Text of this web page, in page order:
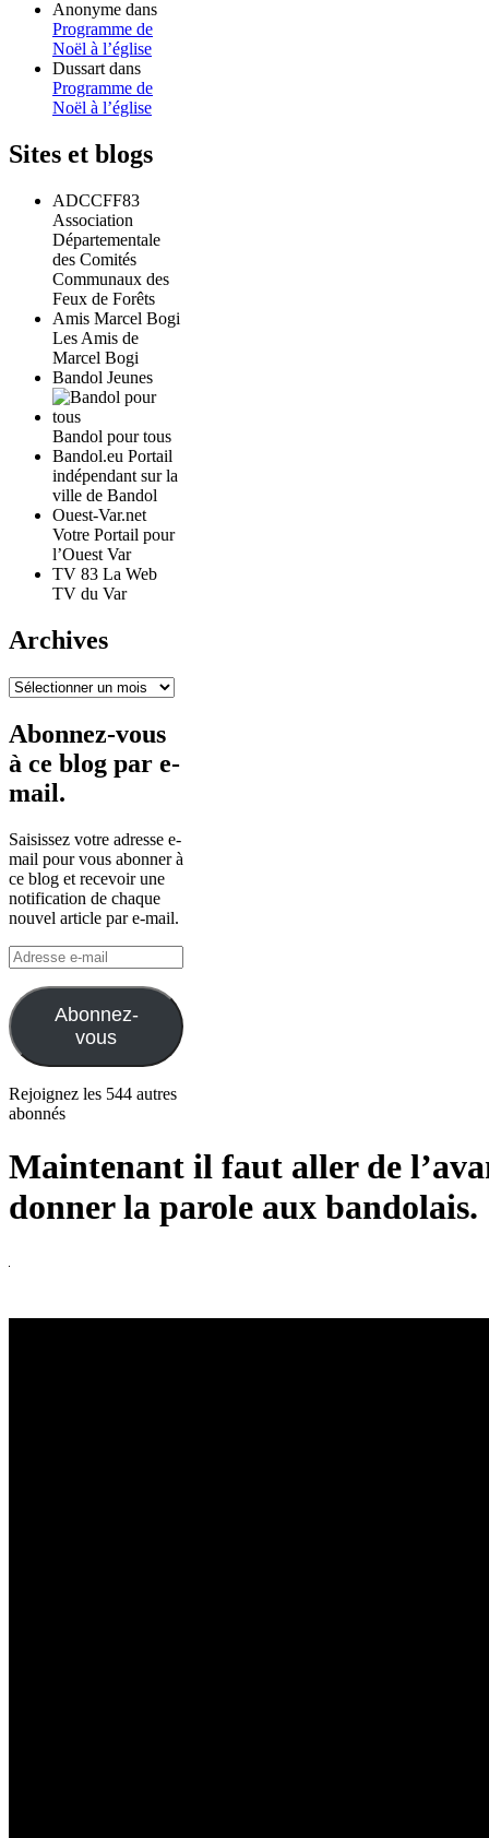
Anonyme dans
Programme de
Noël à l’église
Dussart dans
Programme de
Noël à l’église
Sites et blogs
ADCCFF83
Association
Départementale
des Comités
Communaux des
Feux de Forêts
Amis Marcel Bogi
Les Amis de
Marcel Bogi
Bandol Jeunes
Bandol pour tous
Bandol.eu Portail
indépendant sur la
ville de Bandol
Ouest-Var.net
Votre Portail pour
l’Ouest Var
TV 83 La Web
TV du Var
Archives
Archives
Abonnez-vous
à ce blog par e-
mail.
Saisissez votre adresse e-
mail pour vous abonner à
ce blog et recevoir une
notification de chaque
nouvel article par e-mail.
Adresse
e-
mail
Abonnez-
vous
Rejoignez les 544 autres
abonnés
Maintenant il faut aller de
donner la parole aux bandolais.